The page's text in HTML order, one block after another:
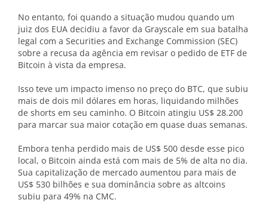
No entanto, foi quando a situação mudou quando um
juiz dos EUA decidiu a favor da Grayscale em sua batalha
legal com a Securities and Exchange Commission (SEC)
sobre a recusa da agência em revisar o pedido de ETF de
Bitcoin à vista da empresa.
Isso teve um impacto imenso no preço do BTC, que subiu
mais de dois mil dólares em horas, liquidando milhões
de shorts em seu caminho. O Bitcoin atingiu US$ 28.200
para marcar sua maior cotação em quase duas semanas.
Embora tenha perdido mais de US$ 500 desde esse pico
local, o Bitcoin ainda está com mais de 5% de alta no dia.
Sua capitalização de mercado aumentou para mais de
US$ 530 bilhões e sua dominância sobre as altcoins
subiu para 49% na CMC.